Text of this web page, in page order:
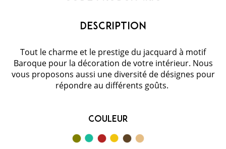
Tout le charme et le prestige du jacquard à motif
Baroque pour la décoration de votre intérieur. Nous
vous proposons aussi une diversité de désignes pour
répondre au différents goûts.
Couleur